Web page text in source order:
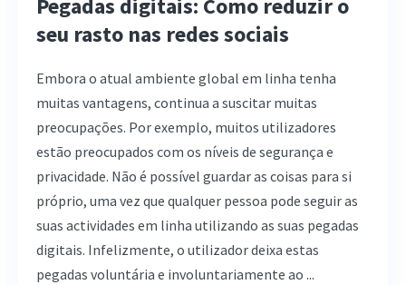
Pegadas digitais: Como reduzir o
seu rasto nas redes sociais
Embora o atual ambiente global em linha tenha
muitas vantagens, continua a suscitar muitas
preocupações. Por exemplo, muitos utilizadores
estão preocupados com os níveis de segurança e
privacidade. Não é possível guardar as coisas para si
próprio, uma vez que qualquer pessoa pode seguir as
suas actividades em linha utilizando as suas pegadas
digitais. Infelizmente, o utilizador deixa estas
pegadas voluntária e involuntariamente ao ...